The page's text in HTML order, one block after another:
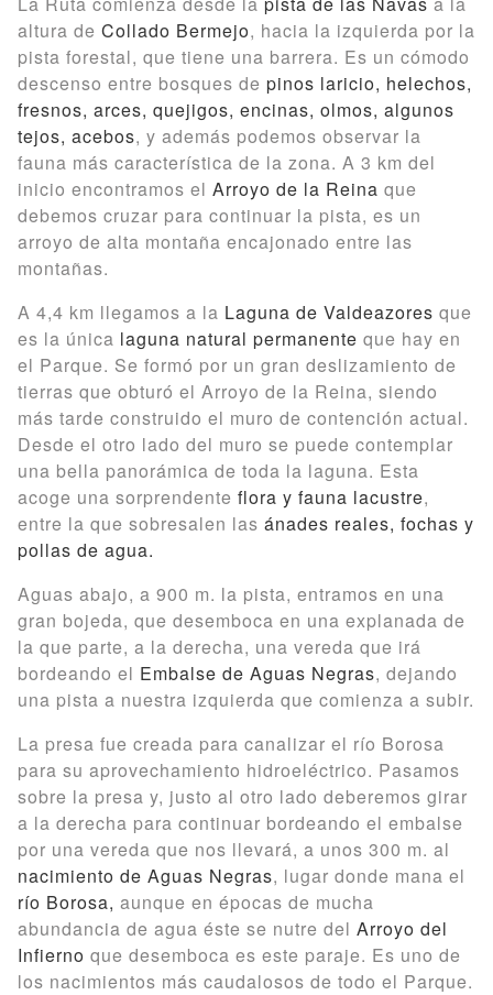
altura de Collado Bermejo, hacia la izquierda por la
pista forestal, que tiene una barrera. Es un cómodo
descenso entre bosques de pinos laricio, helechos,
fresnos, arces, quejigos, encinas, olmos, algunos
tejos, acebos, y además podemos observar la
fauna más característica de la zona. A 3 km del
inicio encontramos el Arroyo de la Reina que
debemos cruzar para continuar la pista, es un
arroyo de alta montaña encajonado entre las
montañas.
A 4,4 km llegamos a la Laguna de Valdeazores que
es la única laguna natural permanente que hay en
el Parque. Se formó por un gran deslizamiento de
tierras que obturó el Arroyo de la Reina, siendo
más tarde construido el muro de contención actual.
Desde el otro lado del muro se puede contemplar
una bella panorámica de toda la laguna. Esta
acoge una sorprendente flora y fauna lacustre,
entre la que sobresalen las ánades reales, fochas y
pollas de agua.
Aguas abajo, a 900 m. la pista, entramos en una
gran bojeda, que desemboca en una explanada de
la que parte, a la derecha, una vereda que irá
bordeando el Embalse de Aguas Negras, dejando
una pista a nuestra izquierda que comienza a subir.
La presa fue creada para canalizar el río Borosa
para su aprovechamiento hidroeléctrico. Pasamos
sobre la presa y, justo al otro lado deberemos girar
a la derecha para continuar bordeando el embalse
por una vereda que nos llevará, a unos 300 m. al
nacimiento de Aguas Negras, lugar donde mana el
río Borosa, aunque en épocas de mucha
abundancia de agua éste se nutre del Arroyo del
Infierno que desemboca es este paraje. Es uno de
los nacimientos más caudalosos de todo el Parque.